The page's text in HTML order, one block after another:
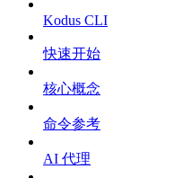
Kodus CLI
快速开始
核心概念
命令参考
AI 代理